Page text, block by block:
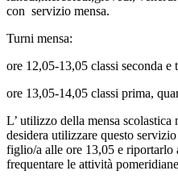
con servizio mensa.
Turni mensa:
ore 12,05-13,05 classi seconda e
ore 13,05-14,05 classi prima,
L’ utilizzo della mensa
desidera utilizzare questo
figlio/a alle ore 13,05 e
frequentare le attività